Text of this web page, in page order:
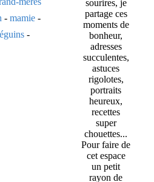
- mamie -
-
sourires, je
partage ces
moments de
bonheur,
adresses
succulentes,
astuces
rigolotes,
portraits
heureux,
recettes
super
chouettes...
Pour faire de
cet espace
un petit
rayon de